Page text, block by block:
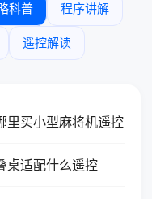
科普 程序讲解
遥控解读
里买小型麻将机遥控
桌适配什么遥控